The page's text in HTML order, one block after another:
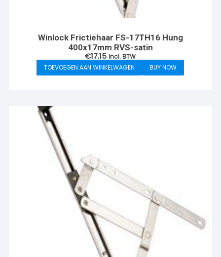
Winlock Frictiehaar FS-17TH16 Hung
400x17mm RVS-satin
€17.15 incl. BTW
TOEVOEGEN AAN WINKELWAGEN
BUY NOW